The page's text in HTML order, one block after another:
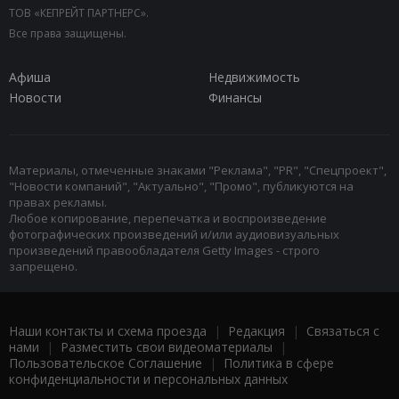
ТОВ «КЕПРЕЙТ ПАРТНЕРС».
Все права защищены.
Афиша
Недвижимость
Новости
Финансы
Материалы, отмеченные знаками "Реклама", "PR", "Спецпроект",
"Новости компаний", "Актуально", "Промо", публикуются на
правах рекламы.
Любое копирование, перепечатка и воспроизведение
фотографических произведений и/или аудиовизуальных
произведений правообладателя Getty Images - строго
запрещено.
Наши контакты и схема проезда | Редакция | Связаться с
нами | Разместить свои видеоматериалы |
Пользовательское Соглашение |
Политика в сфере
конфиденциальности и персональных данных